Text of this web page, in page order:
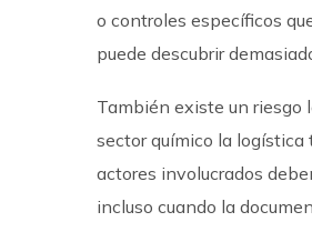
o controles específicos
puede descubrir
También existe un riesgo
sector químico la
actores involucrados
incluso cuando la